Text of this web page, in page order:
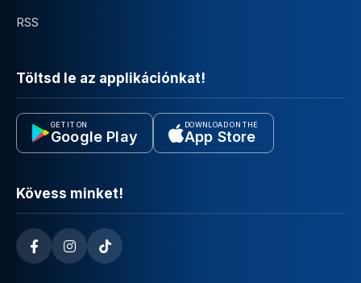
RSS
Töltsd le az applikációnkat!
GET IT ON
Google Play
DOWNLOAD ON THE
App Store
Kövess minket!